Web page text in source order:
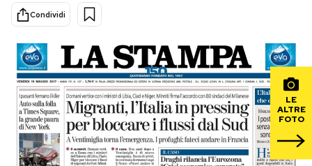
Cultura
Economia
Sport
Mondiali calcio 2026
PODCAST
NEWSLETTER
Condividi
LE
ALTRE
FOTO